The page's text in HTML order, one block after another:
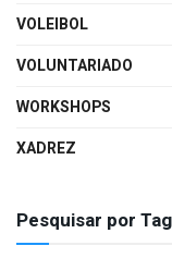
VOLEIBOL
VOLUNTARIADO
WORKSHOPS
XADREZ
Pesquisar por